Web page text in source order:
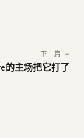
下一篇 →
主场把它打了